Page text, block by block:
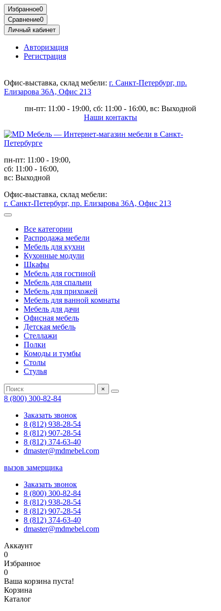
Избранное0
Сравнение0
Личный кабинет
Авторизация
Регистрация
Офис-выставка, склад мебели: г. Санкт-Петербург, пр.
Елизарова 36А, Офис 213
пн-пт: 11:00 - 19:00, сб: 11:00 - 16:00, вс: Выходной
Наши контакты
пн-пт: 11:00 - 19:00,
сб: 11:00 - 16:00,
вс: Выходной
Офис-выставка, склад мебели:
г. Санкт-Петербург, пр. Елизарова 36А, Офис 213
Все категории
Распродажа мебели
Мебель для кухни
Кухонные модули
Шкафы
Мебель для гостиной
Мебель для спальни
Мебель для прихожей
Мебель для ванной комнаты
Мебель для дачи
Офисная мебель
Детская мебель
Стеллажи
Полки
Комоды и тумбы
Столы
Стулья
×
8 (800) 300-82-84
Заказать звонок
8 (812) 938-28-54
8 (812) 907-28-54
8 (812) 374-63-40
dmaster@mdmebel.com
вызов замерщика
Заказать звонок
8 (800) 300-82-84
8 (812) 938-28-54
8 (812) 907-28-54
8 (812) 374-63-40
dmaster@mdmebel.com
Аккаунт
0
Избранное
0
Ваша корзина пуста!
Корзина
Каталог